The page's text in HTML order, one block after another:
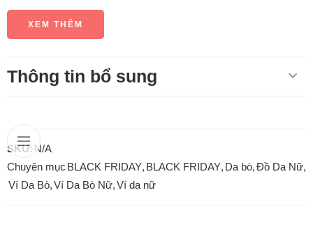
XEM THÊM
Thông tin bổ sung
SKU: N/A
Chuyên mục BLACK FRIDAY, BLACK FRIDAY, Da bò,Đồ Da Nữ,
Ví Da Bò,Ví Da Bò Nữ,Ví da nữ